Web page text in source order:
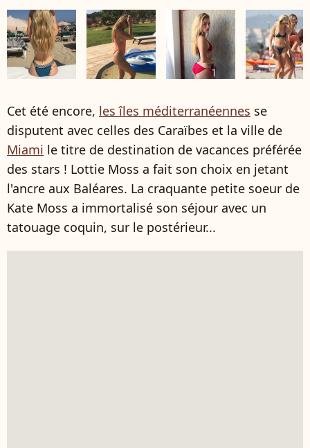
Cet été encore, les îles méditerranéennes se
disputent avec celles des Caraïbes et la ville de
Miami le titre de destination de vacances préférée
des stars ! Lottie Moss a fait son choix en jetant
l'ancre aux Baléares. La craquante petite soeur de
Kate Moss a immortalisé son séjour avec un
tatouage coquin, sur le postérieur...